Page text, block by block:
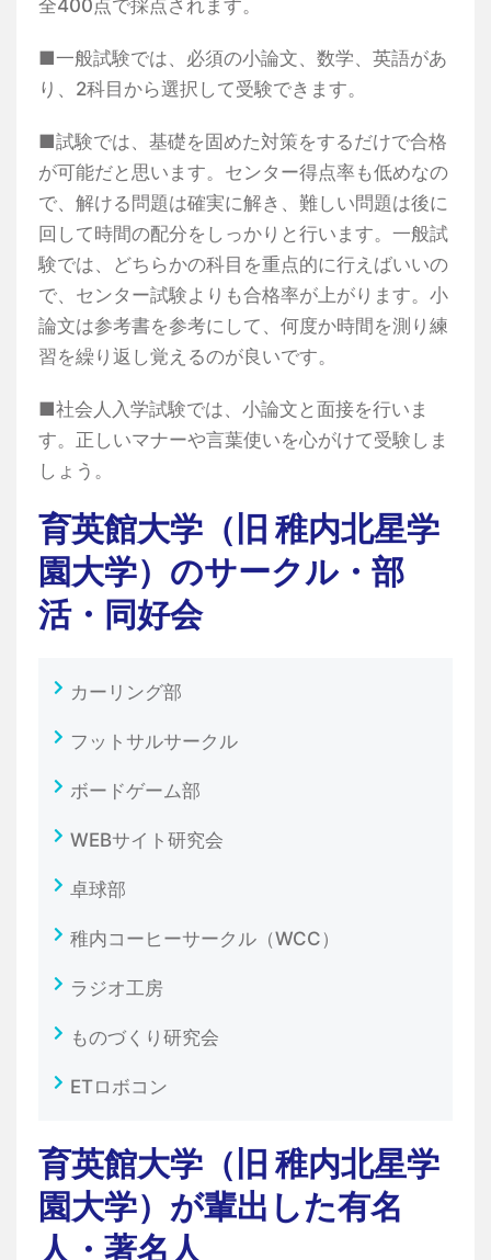
全400点で採点されます。
■一般試験では、必須の小論文、数学、英語があ
り、2科目から選択して受験できます。
■試験では、基礎を固めた対策をするだけで合格
が可能だと思います。センター得点率も低めなの
で、解ける問題は確実に解き、難しい問題は後に
回して時間の配分をしっかりと行います。一般試
験では、どちらかの科目を重点的に行えばいいの
で、センター試験よりも合格率が上がります。小
論文は参考書を参考にして、何度か時間を測り練
習を繰り返し覚えるのが良いです。
■社会人入学試験では、小論文と面接を行いま
す。正しいマナーや言葉使いを心がけて受験しま
しょう。
育英館大学（旧 稚内北星学
園大学）のサークル・部
活・同好会
カーリング部
フットサルサークル
ボードゲーム部
WEBサイト研究会
卓球部
稚内コーヒーサークル（WCC）
ラジオ工房
ものづくり研究会
ETロボコン
育英館大学（旧 稚内北星学
園大学）が輩出した有名
人・著名人